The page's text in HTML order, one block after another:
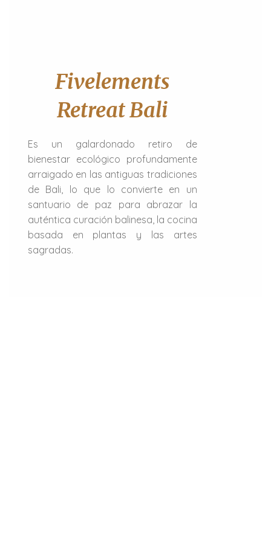
Fivelements
Retreat Bali
Es un galardonado retiro de
bienestar ecológico profundamente
arraigado en las antiguas tradiciones
de Bali, lo que lo convierte en un
santuario de paz para abrazar la
auténtica curación balinesa, la cocina
basada en plantas y las artes
sagradas.